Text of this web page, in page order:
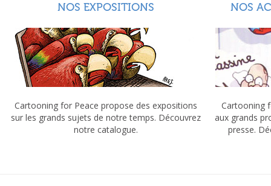
NOS EXPOSITIONS
Cartooning for Peace propose des expositions
sur les grands sujets de notre temps. Découvrez
notre catalogue.
NOS
Cartooning
aux grands
presse.